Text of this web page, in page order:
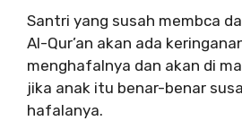
Santri yang susah membca
Al-Qur’an akan ada
menghafalnya dan akan di
jika anak itu benar-benar
hafalanya.